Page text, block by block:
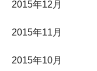
2015年12月
2015年11月
2015年10月